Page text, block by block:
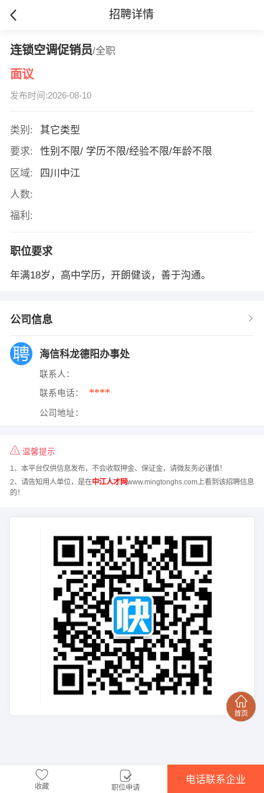
招聘详情
连锁空调促销员/全职
面议
发布时间:2026-08-10
类别:
其它类型
要求:
性别不限/ 学历不限/经验不限/年龄不限
区域:
四川中江
人数:
福利:
职位要求
年满18岁，高中学历，开朗健谈，善于沟通。
公司信息
海信科龙德阳办事处
联系人：
联系电话： ****
公司地址：
温馨提示
1、本平台仅供信息发布，不会收取押金、保证金，请微友务必谨慎！
2、请告知用人单位，是在中江人才网www.mingtonghs.com上看到该招聘信息
的！
收藏 职位申请
电话联系企业